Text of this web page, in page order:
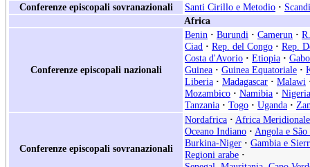
Conferenze episcopali sovranazionali
Santi Cirillo e Metodio ·
Africa
Conferenze episcopali nazionali
Benin · Burundi · Camerun ·
Ciad · Rep. del Congo · Rep.
Costa d'Avorio · Etiopia ·
Guinea · Guinea Equatoriale ·
Liberia · Madagascar · Malawi
Mozambico · Namibia · Nigeria
Tanzania · Togo · Uganda ·
Conferenze episcopali sovranazionali
Nordafrica · Africa Meridionale
Oceano Indiano · Angola e São
Burkina-Niger · Gambia e
Regioni arabe ·